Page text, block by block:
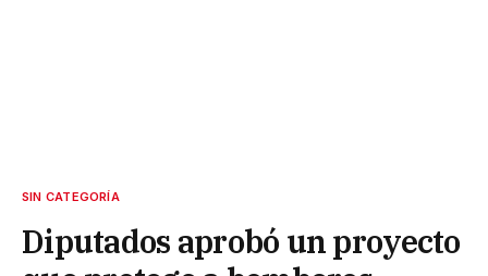
SIN CATEGORÍA
Diputados aprobó un proyecto